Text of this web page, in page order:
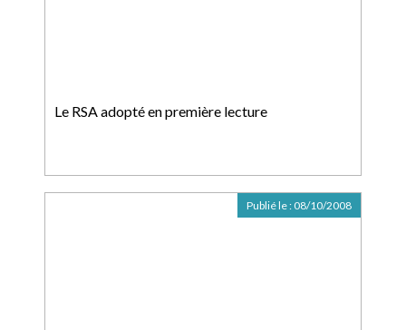
Le RSA adopté en première lecture
Publié le : 08/10/2008